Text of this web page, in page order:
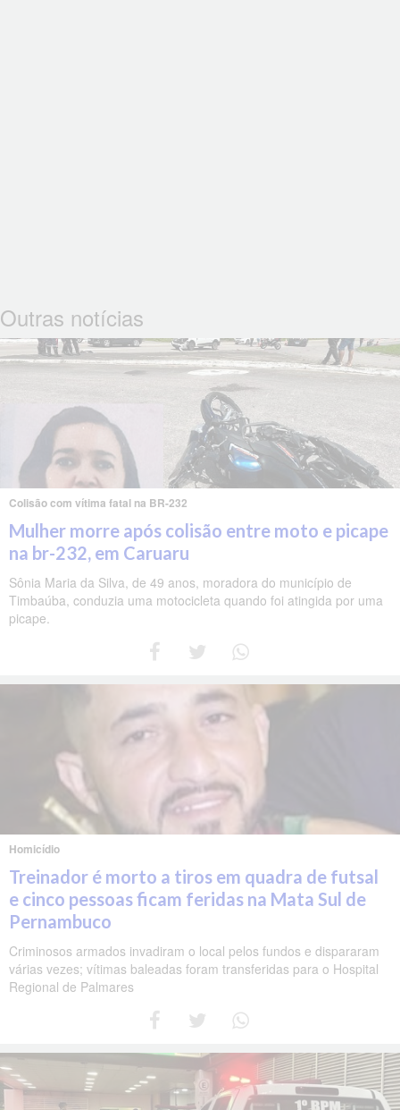
Outras notícias
Colisão com vítima fatal na BR-232
Mulher morre após colisão entre moto e picape
na br-232, em Caruaru
Sônia Maria da Silva, de 49 anos, moradora do município de
Timbaúba, conduzia uma motocicleta quando foi atingida por uma
picape.
Homicídio
Treinador é morto a tiros em quadra de futsal
e cinco pessoas ficam feridas na Mata Sul de
Pernambuco
Criminosos armados invadiram o local pelos fundos e dispararam
várias vezes; vítimas baleadas foram transferidas para o Hospital
Regional de Palmares